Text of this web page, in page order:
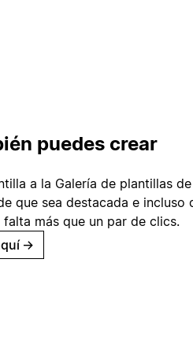
puedes crear
a la Galería de plantillas
que sea destacada e incluso
falta más que un par de clics.
→